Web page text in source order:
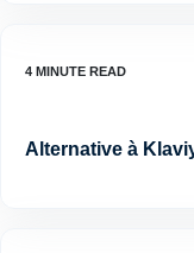
Alternative à